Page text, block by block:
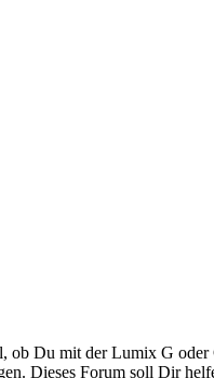
ob Du mit der Lumix G
Dieses Forum soll Dir